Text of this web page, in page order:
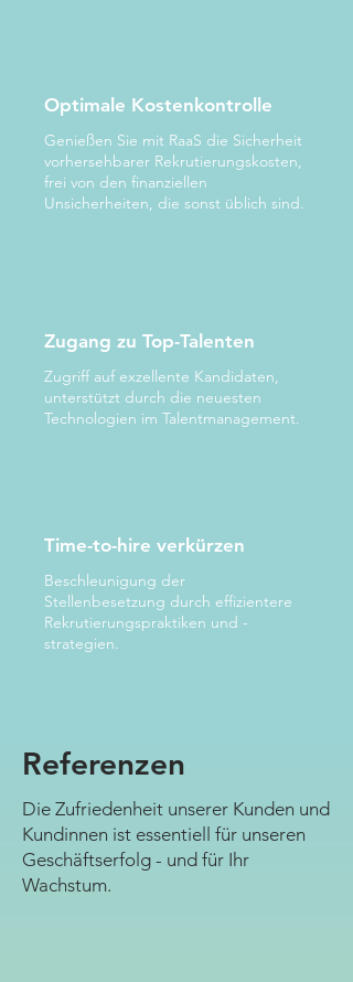
Optimale Kostenkontrolle
Genießen Sie mit RaaS die Sicherheit
vorhersehbarer Rekrutierungskosten,
frei von den finanziellen
Unsicherheiten, die sonst üblich sind.
Zugang zu Top-Talenten
Zugriff auf exzellente Kandidaten,
unterstützt durch die neuesten
Technologien im Talentmanagement.
Time-to-hire verkürzen
Beschleunigung der
Stellenbesetzung durch effizientere
Rekrutierungspraktiken und -
strategien.
Referenzen
Die Zufriedenheit unserer Kunden und
Kundinnen ist essentiell für unseren
Geschäftserfolg - und für Ihr
Wachstum.